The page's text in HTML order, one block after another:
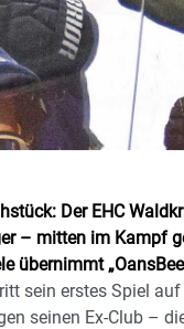
Der EHC
– mitten im Kampf
übernimmt
sein erstes Spiel
seinen Ex-Club –